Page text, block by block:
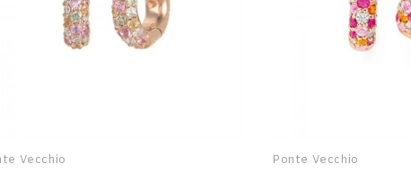
Vecchio Ponte Vecchio